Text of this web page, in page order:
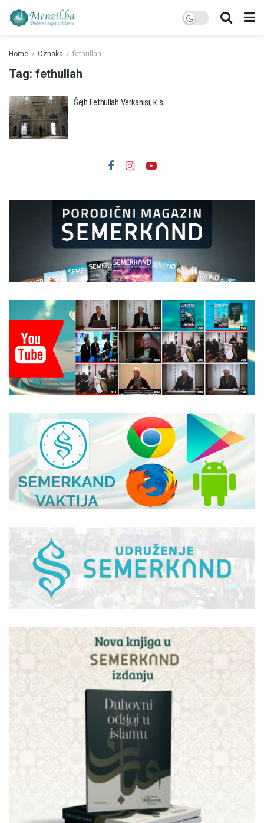
Home Oznaka fethullah
Tag: fethullah
Šejh Fethullah Verkanisi, k.s.